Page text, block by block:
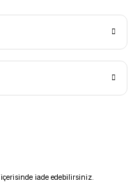
iade edebilirsiniz.